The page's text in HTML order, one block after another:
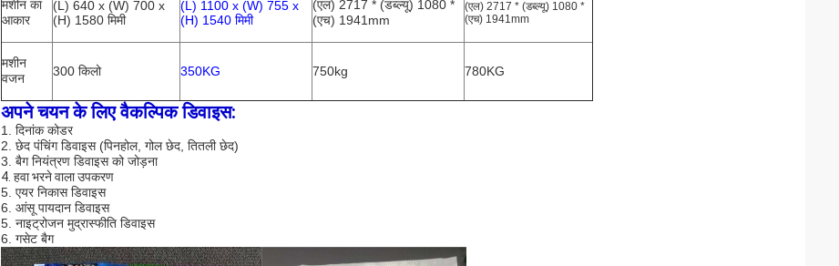
मशीन का
आकार
(L) 640 x (W) 700 x
(H) 1580 मिमी
(L) 1100 x (W) 755 x
(H) 1540 मिमी
(एल) 2717 * (डब्ल्यू) 1080 *
(एच) 1941mm
(एल) 2717 * (डब्ल्यू) 1080 *
(एच) 1941mm
मशीन
वजन
300 किलो 350KG 750kg 780KG
अपने चयन के लिए वैकल्पिक डिवाइस:
1. दिनांक कोडर
2. छेद पंचिंग डिवाइस (पिनहोल, गोल छेद, तितली छेद)
3. बैग नियंत्रण डिवाइस को जोड़ना
4. हवा भरने वाला उपकरण
5. एयर निकास डिवाइस
6. आंसू पायदान डिवाइस
5. नाइट्रोजन मुद्रास्फीति डिवाइस
6. गसेट बैग